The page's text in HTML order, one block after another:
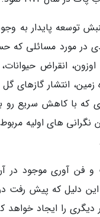
توسعه پایدار به
در مورد مسائلی که
انقراض
انتشار گازهای گل
که با کاهش سریع رو
های اولیه
فن آوری موجود در
دلیل که پیش رفت
دیگری را ایجاد خواهد